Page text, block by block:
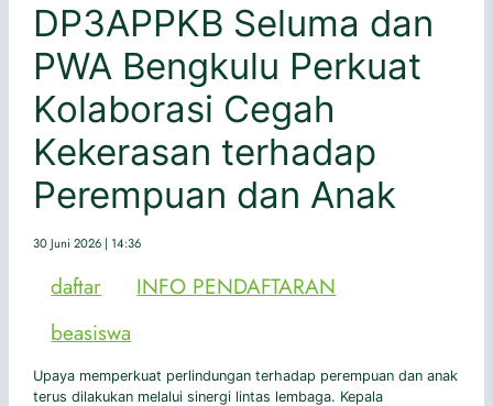
DP3APPKB Seluma dan
PWA Bengkulu Perkuat
Kolaborasi Cegah
Kekerasan terhadap
Perempuan dan Anak
30 Juni 2026 | 14:36
daftar
INFO PENDAFTARAN
beasiswa
Upaya memperkuat perlindungan terhadap perempuan dan anak
terus dilakukan melalui sinergi lintas lembaga. Kepala